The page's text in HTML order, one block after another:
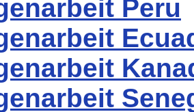
Peru